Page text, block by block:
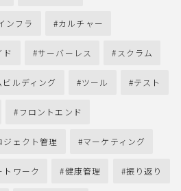
ンフラ カルチャー
ド サーバーレス スクラム
ビルディング ツール テスト
フロントエンド
ジェクト管理 マーケティング
トワーク 健康管理 振り返り